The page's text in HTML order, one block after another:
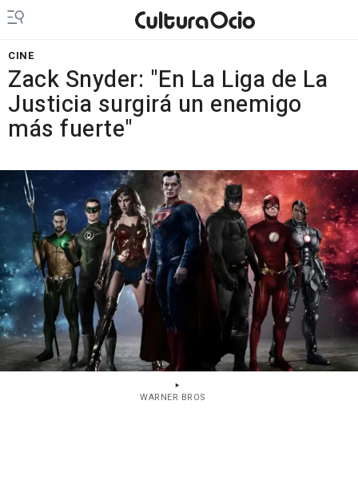
CINE
Zack Snyder: "En La Liga de La
Justicia surgirá un enemigo
más fuerte"
WARNER BROS